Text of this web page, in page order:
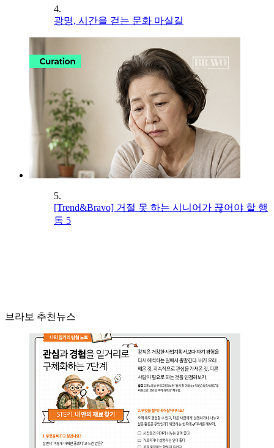
4.
광명, 시간을 걷는 문화 마실길
5.
[Trend&Bravo] 거절 못 하는 시니어가 끊어야 할 행
동 5
브라보 추천뉴스